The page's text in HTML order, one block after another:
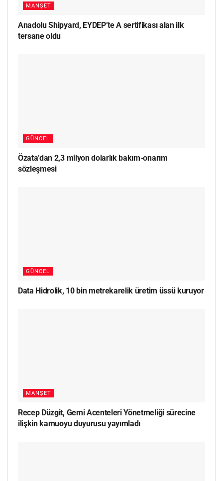
MANŞET
Anadolu Shipyard, EYDEP’te A sertifikası alan ilk
tersane oldu
GÜNCEL
Özata’dan 2,3 milyon dolarlık bakım-onarım
sözleşmesi
GÜNCEL
Data Hidrolik, 10 bin metrekarelik üretim üssü kuruyor
MANŞET
Recep Düzgit, Gemi Acenteleri Yönetmeliği sürecine
ilişkin kamuoyu duyurusu yayımladı